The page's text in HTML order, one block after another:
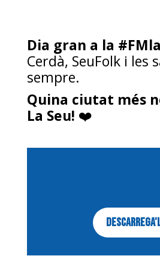
Dia gran a la
Cerdà, SeuFolk i les
sempre.
Quina ciutat més
La Seu! ❤️